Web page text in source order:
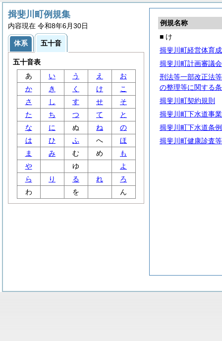
例規名称
■ け
揖斐川町経営体育
揖斐川町計画審議
刑法等一部改正法
の整理等に関する
揖斐川町契約規則
揖斐川町下水道事
揖斐川町下水道条例
揖斐川町健康診査
揖斐川町例規集
内容現在 令和8年6月30日
体系 五十音
五十音表
あ
い う え
お
か
き く け
こ
さ
し す せ
そ
た
ち つ て
と
な
に ぬ ね
の
は
ひ ふ へ
ほ
ま
み む め
も
や
ゆ
よ
ら
り る れ
ろ
わ
を ん